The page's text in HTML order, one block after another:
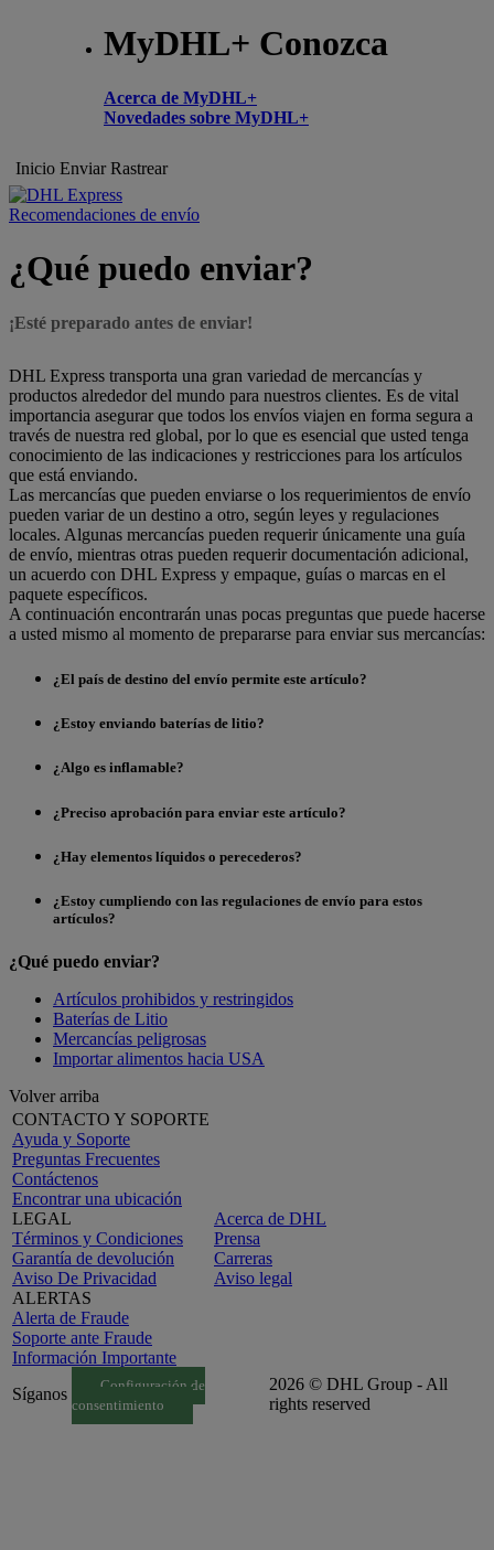
MyDHL+ Conozca
Acerca de MyDHL+
Novedades sobre MyDHL+
Inicio Enviar Rastrear
Recomendaciones de envío
¿Qué puedo enviar?
¡Esté preparado antes de enviar!
DHL Express transporta una gran variedad de mercancías y
productos alrededor del mundo para nuestros clientes. Es de vital
importancia asegurar que todos los envíos viajen en forma segura a
través de nuestra red global, por lo que es esencial que usted tenga
conocimiento de las indicaciones y restricciones para los artículos
que está enviando.
Las mercancías que pueden enviarse o los requerimientos de envío
pueden variar de un destino a otro, según leyes y regulaciones
locales. Algunas mercancías pueden requerir únicamente una guía
de envío, mientras otras pueden requerir documentación adicional,
un acuerdo con DHL Express y empaque, guías o marcas en el
paquete específicos.
A continuación encontrarán unas pocas preguntas que puede hacerse
a usted mismo al momento de prepararse para enviar sus mercancías:
¿El país de destino del envío permite este artículo?
¿Estoy enviando baterías de litio?
¿Algo es inflamable?
¿Preciso aprobación para enviar este artículo?
¿Hay elementos líquidos o perecederos?
¿Estoy cumpliendo con las regulaciones de envío para estos
artículos?
¿Qué puedo enviar?
Artículos prohibidos y restringidos
Baterías de Litio
Mercancías peligrosas
Importar alimentos hacia USA
Volver arriba
CONTACTO Y SOPORTE
Ayuda y Soporte
Preguntas Frecuentes
Contáctenos
Encontrar una ubicación
LEGAL
Términos y Condiciones
Garantía de devolución
Aviso De Privacidad
ALERTAS
Alerta de Fraude
Soporte ante Fraude
Información Importante
Acerca de DHL
Prensa
Carreras
Aviso legal
Síganos
Configuración de
consentimiento
2026 © DHL Group - All
rights reserved